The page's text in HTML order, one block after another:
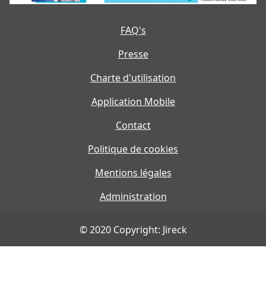
FAQ's
Presse
Charte d'utilisation
Application Mobile
Contact
Politique de cookies
Mentions légales
Administration
© 2020 Copyright: Jireck